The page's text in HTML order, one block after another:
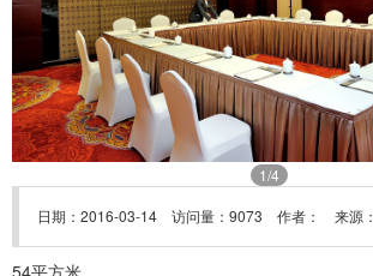
1/4
日期：2016-03-14 访问量：9073 作者： 来源：
54平方米